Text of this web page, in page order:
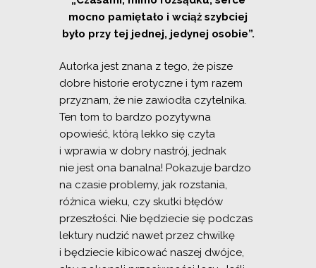
mocno pamiętało i wciąż szybciej
było przy tej jednej, jedynej osobie”.
Autorka jest znana z tego, że pisze
dobre historie erotyczne i tym razem
przyznam, że nie zawiodła czytelnika.
Ten tom to bardzo pozytywna
opowieść, którą lekko się czyta
i wprawia w dobry nastrój, jednak
nie jest ona banalna! Pokazuje bardzo
na czasie problemy, jak rozstania,
różnica wieku, czy skutki błędów
przeszłości. Nie będziecie się podczas
lektury nudzić nawet przez chwilkę
i będziecie kibicować naszej dwójce,